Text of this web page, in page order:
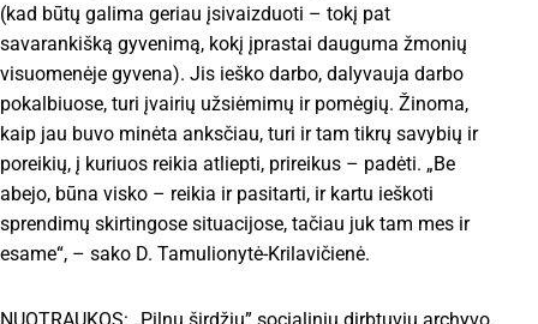
(kad būtų galima geriau įsivaizduoti – tokį pat
savarankišką gyvenimą, kokį įprastai dauguma žmonių
visuomenėje gyvena). Jis ieško darbo, dalyvauja darbo
pokalbiuose, turi įvairių užsiėmimų ir pomėgių. Žinoma,
kaip jau buvo minėta anksčiau, turi ir tam tikrų savybių ir
poreikių, į kuriuos reikia atliepti, prireikus – padėti. „Be
abejo, būna visko – reikia ir pasitarti, ir kartu ieškoti
sprendimų skirtingose situacijose, tačiau juk tam mes ir
esame“, – sako D. Tamulionytė-Krilavičienė.